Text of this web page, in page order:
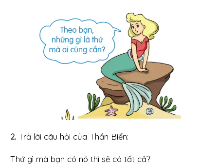
2. Trả lời câu hỏi của Thần Biển:
Thứ gì mà bạn có nó thì sẽ có tất cả?